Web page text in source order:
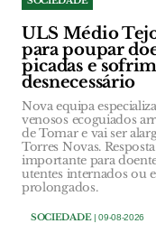
ULS Médio
para poupar
picadas e
desnecessário
Nova equipa
venosos ecoguiados
de Tomar e vai ser
Torres Novas.
importante para
utentes internados ou
prolongados.
SOCIEDADE| 09-08-2026